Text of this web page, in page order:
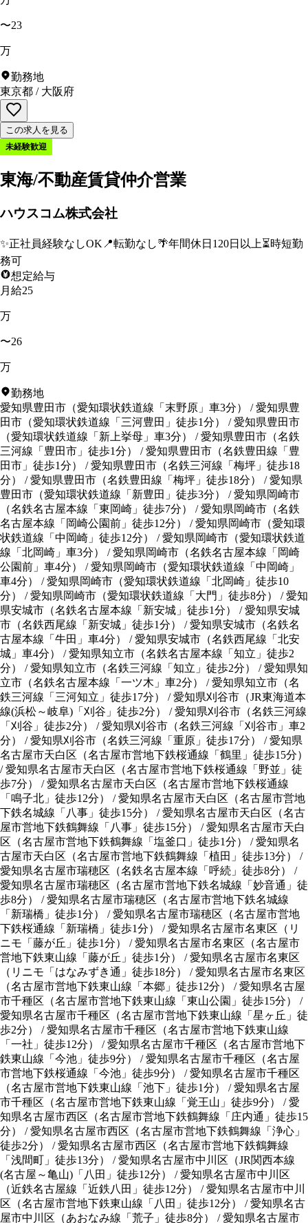
〜23
万
勤務地
東京都 / 大阪府
この求人を見る
未経験歓迎
東海/不動産賃貸仲介営業
ハウスコム株式会社
✨正社員経験なしOK 📍転勤なし🌴年間休日120日以上 ⏳時短勤
務可
想定給与
月給25
万
〜26
万
勤務地
愛知県豊田市 （愛知環状鉄道線「末野原」車3分） /愛知県豊
田市 （愛知環状鉄道線「三河豊田」徒歩1分） /愛知県豊田市
（愛知環状鉄道線「新上挙母」車3分） /愛知県豊田市 （名鉄
三河線「豊田市」徒歩1分） /愛知県豊田市 （名鉄豊田線「豊
田市」徒歩1分） /愛知県豊田市 （名鉄三河線「梅坪」徒歩18
分） /愛知県豊田市 （名鉄豊田線「梅坪」徒歩18分） /愛知県
豊田市 （愛知環状鉄道線「新豊田」徒歩3分） /愛知県岡崎市
（名鉄名古屋本線「東岡崎」徒歩7分） /愛知県岡崎市 （名鉄
名古屋本線「岡崎公園前」徒歩12分） /愛知県岡崎市 （愛知環
状鉄道線「中岡崎」徒歩12分） /愛知県岡崎市 （愛知環状鉄道
線「北岡崎」車3分） /愛知県岡崎市 （名鉄名古屋本線「岡崎
公園前」車4分） /愛知県岡崎市 （愛知環状鉄道線「中岡崎」
車4分） /愛知県岡崎市 （愛知環状鉄道線「北岡崎」徒歩10
分） /愛知県岡崎市 （愛知環状鉄道線「大門」徒歩8分） /愛知
県安城市 （名鉄名古屋本線「新安城」徒歩1分） /愛知県安城
市 （名鉄西尾線「新安城」徒歩1分） /愛知県安城市 （名鉄名
古屋本線「牛田」車4分） /愛知県安城市 （名鉄西尾線「北安
城」車4分） /愛知県知立市 （名鉄名古屋本線「知立」徒歩2
分） /愛知県知立市 （名鉄三河線「知立」徒歩2分） /愛知県知
立市 （名鉄名古屋本線「一ツ木」車2分） /愛知県知立市 （名
鉄三河線「三河知立」徒歩17分） /愛知県刈谷市 （JR東海道本
線(浜松～岐阜)「刈谷」徒歩2分） /愛知県刈谷市 （名鉄三河線
「刈谷」徒歩2分） /愛知県刈谷市 （名鉄三河線「刈谷市」車2
分） /愛知県刈谷市 （名鉄三河線「重原」徒歩17分） /愛知県
名古屋市天白区 （名古屋市営地下鉄桜通線「鶴里」徒歩15分）
/愛知県名古屋市天白区 （名古屋市営地下鉄桜通線「野並」徒
歩7分） /愛知県名古屋市天白区 （名古屋市営地下鉄桜通線
「鳴子北」徒歩12分） /愛知県名古屋市天白区 （名古屋市営地
下鉄名城線「八事」徒歩15分） /愛知県名古屋市天白区 （名古
屋市営地下鉄鶴舞線「八事」徒歩15分） /愛知県名古屋市天白
区 （名古屋市営地下鉄鶴舞線「塩釜口」徒歩1分） /愛知県名
古屋市天白区 （名古屋市営地下鉄鶴舞線「植田」徒歩13分）
/
愛知県名古屋市瑞穂区 （名鉄名古屋本線「呼続」徒歩8分）
/
愛知県名古屋市瑞穂区 （名古屋市営地下鉄名城線「妙音通」徒
歩8分） /愛知県名古屋市瑞穂区 （名古屋市営地下鉄名城線
「新瑞橋」徒歩1分） /愛知県名古屋市瑞穂区 （名古屋市営地
下鉄桜通線「新瑞橋」徒歩1分） /愛知県名古屋市名東区 （ リ
ニモ「藤が丘」徒歩1分） /愛知県名古屋市名東区 （名古屋市
営地下鉄東山線「藤が丘」徒歩1分） /愛知県名古屋市名東区
（ リニモ「はなみずき通」徒歩18分） /愛知県名古屋市名東区
（名古屋市営地下鉄東山線「本郷」徒歩12分） /愛知県名古屋
市千種区 （名古屋市営地下鉄東山線「東山公園」徒歩15分）
/
愛知県名古屋市千種区 （名古屋市営地下鉄東山線「星ヶ丘」徒
歩2分） /愛知県名古屋市千種区 （名古屋市営地下鉄東山線
「一社」徒歩12分） /愛知県名古屋市千種区 （名古屋市営地下
鉄東山線「今池」徒歩9分） /愛知県名古屋市千種区 （名古屋
市営地下鉄桜通線「今池」徒歩9分） /愛知県名古屋市千種区
（名古屋市営地下鉄東山線「池下」徒歩1分） /愛知県名古屋
市千種区 （名古屋市営地下鉄東山線「覚王山」徒歩9分） /愛
知県名古屋市西区 （名古屋市営地下鉄鶴舞線「庄内通」徒歩15
分） /愛知県名古屋市西区 （名古屋市営地下鉄鶴舞線「浄心」
徒歩2分） /愛知県名古屋市西区 （名古屋市営地下鉄鶴舞線
「浅間町」徒歩13分） /愛知県名古屋市中川区 （JR関西本線
(名古屋～亀山)「八田」徒歩12分） /愛知県名古屋市中川区
（近鉄名古屋線「近鉄八田」徒歩12分） /愛知県名古屋市中川
区 （名古屋市営地下鉄東山線「八田」徒歩12分） /愛知県名古
屋市中川区 （あおなみ線「荒子」徒歩8分） /愛知県名古屋市